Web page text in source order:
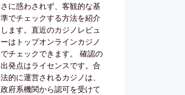
さに惑わされず、客観的な基
準でチェックする方法を紹介
します。直近のカジノレビュ
ーはトップオンラインカジノ
でチェックできます。 確認の
出発点はライセンスです。合
法的に運営されるカジノは、
政府系機関から認可を受けて